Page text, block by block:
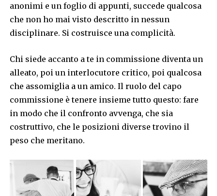
anonimi e un foglio di appunti, succede qualcosa
che non ho mai visto descritto in nessun
disciplinare. Si costruisce una complicità.
Chi siede accanto a te in commissione diventa un
alleato, poi un interlocutore critico, poi qualcosa
che assomiglia a un amico. Il ruolo del capo
commissione è tenere insieme tutto questo: fare
in modo che il confronto avvenga, che sia
costruttivo, che le posizioni diverse trovino il
peso che meritano.